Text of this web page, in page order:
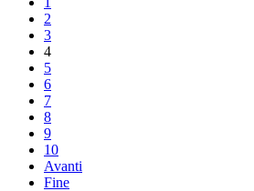
2
3
4
5
6
7
8
9
10
Avanti
Fine